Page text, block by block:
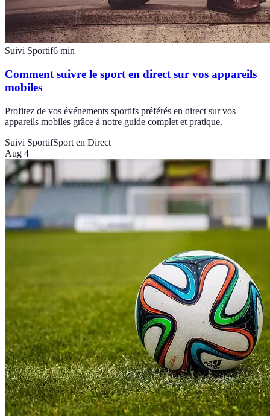
Suivi Sportif6 min
Comment suivre le sport en direct sur vos appareils
mobiles
Profitez de vos événements sportifs préférés en direct sur vos
appareils mobiles grâce à notre guide complet et pratique.
Suivi SportifSport en Direct
Aug 4